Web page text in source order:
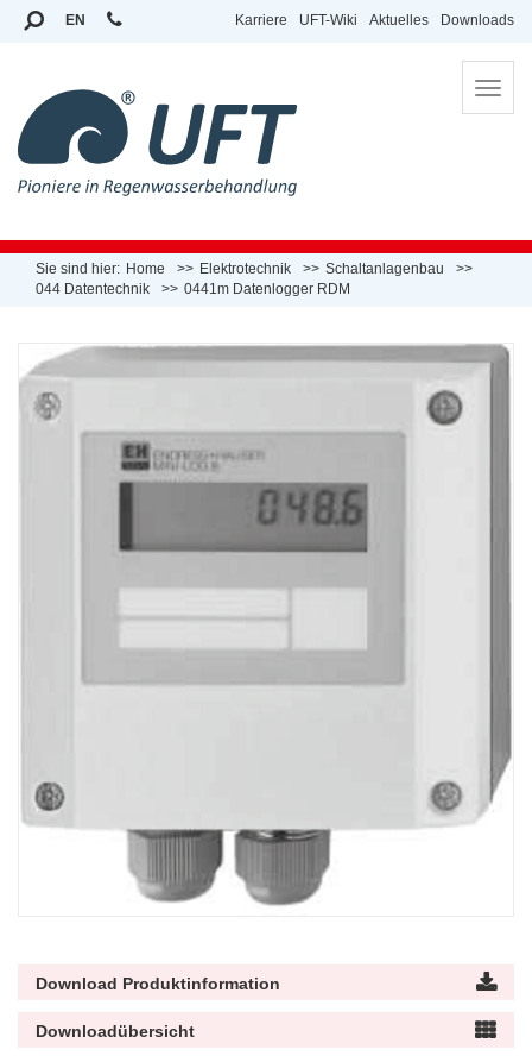
Karriere UFT-Wiki Aktuelles Downloads
EN
Sie sind hier: Home Elektrotechnik
Schaltanlagenbau
044 Datentechnik
0441m Datenlogger RDM
Download Produktinformation
Downloadübersicht